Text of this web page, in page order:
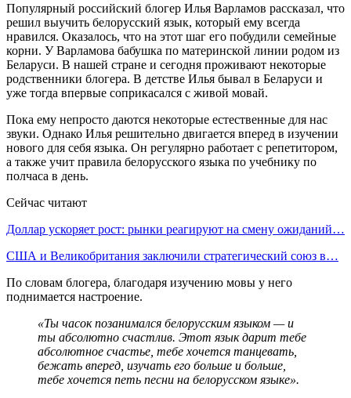
Популярный российский блогер Илья Варламов рассказал, что
решил выучить белорусский язык, который ему всегда
нравился. Оказалось, что на этот шаг его побудили семейные
корни. У Варламова бабушка по материнской линии родом из
Беларуси. В нашей стране и сегодня проживают некоторые
родственники блогера. В детстве Илья бывал в Беларуси и
уже тогда впервые соприкасался с живой мовай.
Пока ему непросто даются некоторые естественные для нас
звуки. Однако Илья решительно двигается вперед в изучении
нового для себя языка. Он регулярно работает с репетитором,
а также учит правила белорусского языка по учебнику по
полчаса в день.
Сейчас читают
Доллар ускоряет рост: рынки реагируют на смену ожиданий…
США и Великобритания заключили стратегический союз в…
По словам блогера, благодаря изучению мовы у него
поднимается настроение.
«Ты часок позанимался белорусским языком — и
ты абсолютно счастлив. Этот язык дарит тебе
абсолютное счастье, тебе хочется танцевать,
бежать вперед, изучать его больше и больше,
тебе хочется петь песни на белорусском языке».